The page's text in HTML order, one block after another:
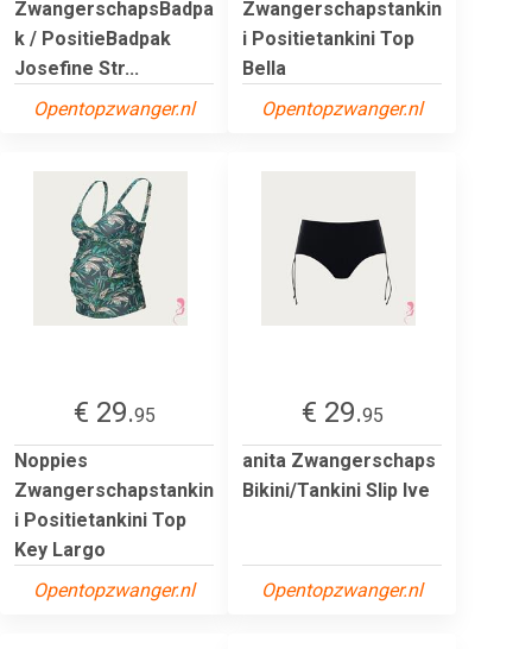
ZwangerschapsBadpa
k / PositieBadpak
Josefine Str...
Opentopzwanger.nl
Zwangerschapstankin
i Positietankini Top
Bella
Opentopzwanger.nl
€ 29.95
Noppies
Zwangerschapstankin
i Positietankini Top
Key Largo
Opentopzwanger.nl
€ 29.95
anita Zwangerschaps
Bikini/Tankini Slip Ive
Opentopzwanger.nl